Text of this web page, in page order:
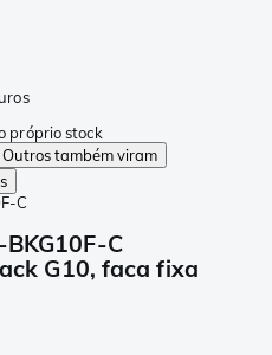
próprio stock
Outros também viram
C
C
G10, faca fixa